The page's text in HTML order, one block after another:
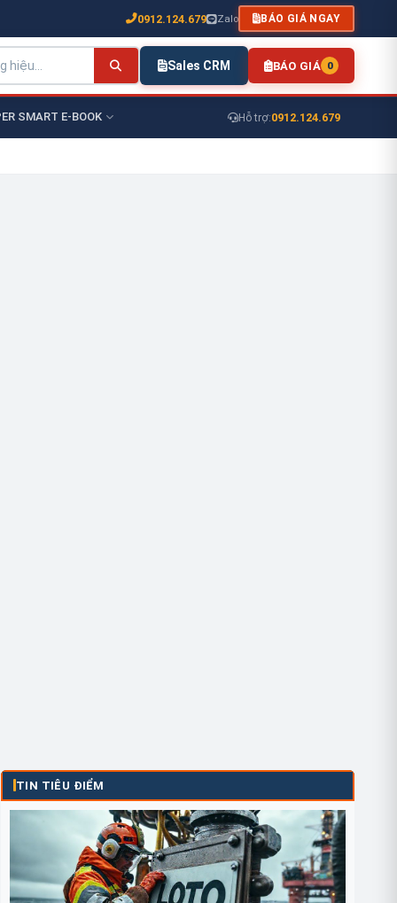
0912.124.679 Zalo BÁO GIÁ NGAY
Sales CRM BÁO GIÁ 0
SMART E-BOOK Hỗ trợ:0912.124.679
TIN TIÊU ĐIỂM